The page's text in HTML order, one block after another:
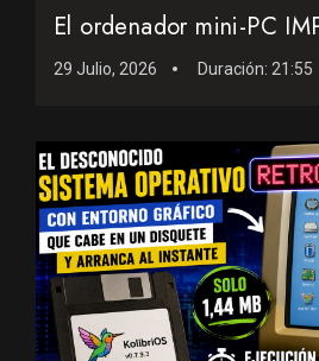
29 Julio, 2026 Duración: 21:55